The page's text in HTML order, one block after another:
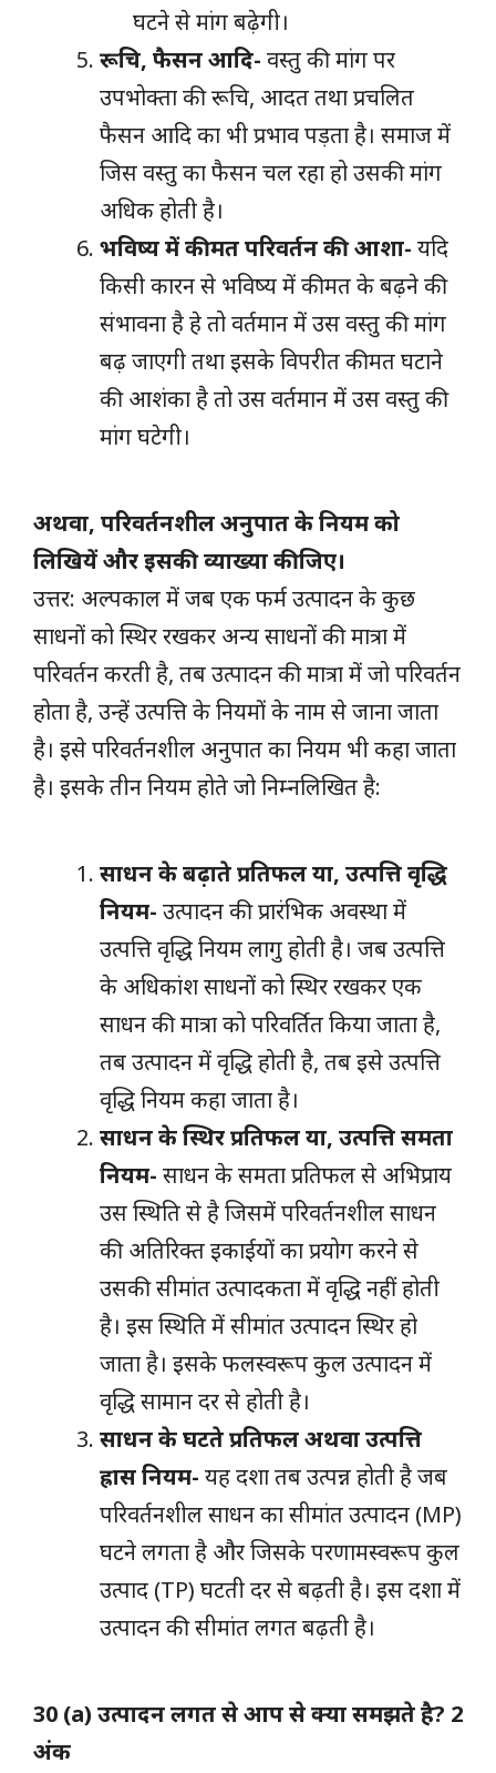
घटने से मांग बढ़ेगी।
रूचि, फैसन आदि- वस्तु की मांग पर
उपभोक्ता की रूचि, आदत तथा प्रचलित
फैसन आदि का भी प्रभाव पड़ता है। समाज में
जिस वस्तु का फैसनचलरहा हो उसकी मांग
अधिक होती है।
भविष्यमें कीमत परिवर्तन की आशा- यदि
किसी कारन से भविष्य में कीमत के बढ़ने की
संभावना है हे तो वर्तमान में उस वस्तु की मांग
बढ़ जाएगी तथा इसके विपरीत कीमत घटाने
की आशंका है तो उस वर्तमान में उस वस्तु की
मांग घटेगी।
अथवा, परिवर्तनशील अनुपात के नियम को
लिखियें और इसकी व्याख्या कीजिए।
उत्तर: अल्पकाल में जब एक फर्म उत्पादन के कुछ
साधनों को स्थिर रखकर अन्य साधनों की मात्रा में
परिवर्तन करती है, तब उत्पादन की मात्रा में जो परिवर्तन
होता है, उन्हें उत्पत्ति के नियमों के नाम से जाना जाता
है। इसे परिवर्तनशील अनुपात का नियम भी कहा जाता
है। इसके तीन नियम होते जो निम्नलिखित है:
साधन के बढ़ाते प्रतिफल या, उत्पत्ति वृद्धि
नियम- उत्पादन की प्रारंभिक अवस्था में
उत्पत्ति वृद्धि नियम लागु होती है। जब उत्पत्ति
के अधिकांश साधनों को स्थिर रखकर एक
साधन की मात्रा को परिवर्तित किया जाता है,
तब उत्पादन में वृद्धि होती है, तब इसे उत्पत्ति
वृद्धि नियम कहा जाता है।
साधन के स्थिर प्रतिफल या, उत्पत्ति समता
नियम- साधन के समता प्रतिफल से अभिप्राय
उस स्थिति से है जिसमें परिवर्तनशील साधन
की अतिरिक्त इकाईयों का प्रयोगकरनेसे
उसकी सीमांत उत्पादकता में वृद्धि नहीं होती
है। इस स्थिति में सीमांत उत्पादन स्थिर हो
जाता है। इसके फलस्वरूप कुल उत्पादन में
वृद्धि सामान दर से होती है।
साधन के घटते प्रतिफल अथवा उत्पत्ति
ह्रास नियम- यह दशा तब उत्पन्न होती है जब
परिवर्तनशील साधन का सीमांत उत्पादन (MP)
घटने लगता है और जिसके परणामस्वरूप कुल
उत्पाद (TP) घटती दर से बढ़ती है। इस दशा में
उत्पादन की सीमांत लगत बढ़ती है।
30 (a) उत्पादन लगत से आप से क्या समझते है? 2
अंक